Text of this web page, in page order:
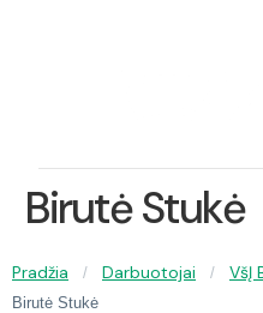
Birutė Stukė
Pradžia / Darbuotojai / VšĮ
Birutė Stukė